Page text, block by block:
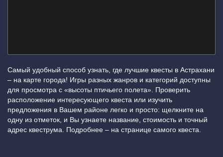
Самый удобный способ узнать, где лучшие квесты в Астрахани
– на карте города! Игры разных жанров и категорий доступны
для просмотра с «высоты птичьего полета». Проверить
расположение интересующего квеста или изучить
предложения в Вашем районе легко и просто: щелкните на
одну из отметок, и Вы узнаете название, стоимость и точный
адрес квеструма. Подробнее – на странице самого квеста.